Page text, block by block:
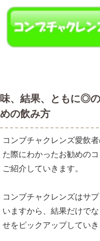
味、結果、ともに◎
めの飲み方
コンブチャクレンズ愛飲
た際にわかったお勧めの
ご紹介していきます。
コンブチャクレンズはサ
いますから、結果だけで
せをピックアップしてい